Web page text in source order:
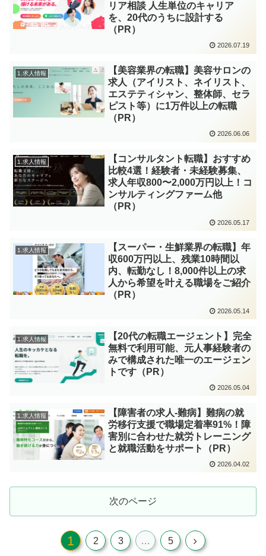
リア相談 人生単位のキャリア
を、20代のうちに設計する
（PR）
2026.07.19
1.求人情報
【美容業界の転職】美容サロンの
求人（アイリスト、ネイリスト、
エステティシャン、整体師、セラ
ピスト等）に1万件以上の転職
（PR）
2026.06.06
1.求人情報
【コンサルタント転職】おすすめ
比較4選！経験者・未経験募集、
求人年収800〜2,000万円以上！コ
ンサルティングファーム他
（PR）
2026.05.17
1.求人情報
【スーパー・生鮮業界の転職】年
収600万円以上、残業10時間以
内、転勤なし！8,000件以上の求
人から希望を叶える職場をご紹介
（PR）
2026.05.14
1.求人情報
【20代の転職エージェント】完全
無料で利用可能、元人事経験者の
みで構成された唯一のエージェン
トです（PR）
2026.05.04
1.求人情報
【障害者の求人-難病】難病の就
労移行支援で職場定着率91%！障
害別に合わせた就労トレーニング
と就職活動をサポート（PR）
2026.04.02
次のページ
1 2 3 … 5